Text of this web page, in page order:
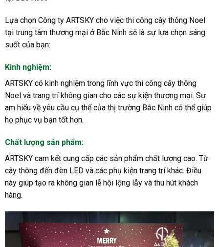
Lựa chọn Công ty ARTSKY cho việc thi công cây thông Noel
tại trung tâm thương mại ở Bắc Ninh sẽ là sự lựa chọn sáng
suốt của bạn:
Kinh nghiệm:
ARTSKY có kinh nghiệm trong lĩnh vực thi công cây thông
Noel và trang trí không gian cho các sự kiện thương mại. Sự
am hiểu về yêu cầu cụ thể của thị trường Bắc Ninh có thể giúp
họ phục vụ bạn tốt hơn.
Chất lượng sản phẩm:
ARTSKY cam kết cung cấp các sản phẩm chất lượng cao. Từ
cây thông đến đèn LED và các phụ kiện trang trí khác. Điều
này giúp tạo ra không gian lễ hội lộng lẫy và thu hút khách
hàng.